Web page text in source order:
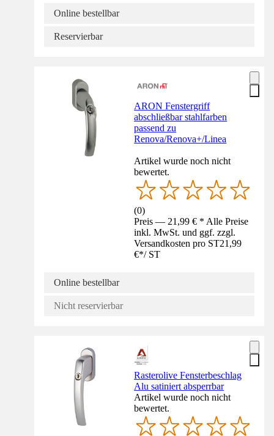
Online bestellbar
Reservierbar
ARON Fenstergriff
abschließbar stahlfarben
passend zu
Renova/Renova+/Linea
Artikel wurde noch nicht
bewertet.
(0)
Preis — 21,99 € * Alle Preise
inkl. MwSt. und ggf. zzgl.
Versandkosten pro ST21,99
€*/ ST
Online bestellbar
Nicht reservierbar
Rasterolive Fensterbeschlag
Alu satiniert absperrbar
Artikel wurde noch nicht
bewertet.